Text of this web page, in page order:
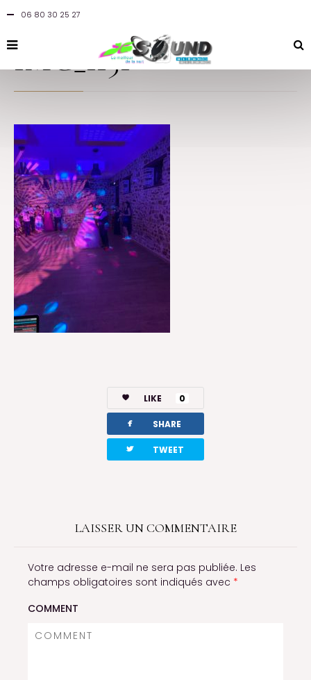
06 80 30 25 27
IMG_1151
LIKE 0
facebook SHARE
twitterbird TWEET
LAISSER UN COMMENTAIRE
Votre adresse e-mail ne sera pas publiée. Les
champs obligatoires sont indiqués avec *
COMMENT